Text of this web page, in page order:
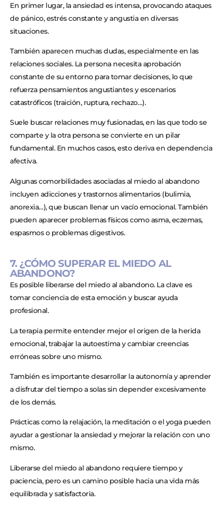
En primer lugar, la ansiedad es intensa, provocando ataques
de pánico, estrés constante y angustia en diversas
situaciones.
También aparecen muchas dudas, especialmente en las
relaciones sociales. La persona necesita aprobación
constante de su entorno para tomar decisiones, lo que
refuerza pensamientos angustiantes y escenarios
catastróficos (traición, ruptura, rechazo…).
Suele buscar relaciones muy fusionadas, en las que todo se
comparte y la otra persona se convierte en un pilar
fundamental. En muchos casos, esto deriva en dependencia
afectiva.
Algunas comorbilidades asociadas al miedo al abandono
incluyen adicciones y trastornos alimentarios (bulimia,
anorexia…), que buscan llenar un vacío emocional. También
pueden aparecer problemas físicos como asma, eczemas,
espasmos o problemas digestivos.
7. ¿CÓMO SUPERAR EL MIEDO AL
ABANDONO?
Es posible liberarse del miedo al abandono. La clave es
tomar conciencia de esta emoción y buscar ayuda
profesional.
La terapia permite entender mejor el origen de la herida
emocional, trabajar la autoestima y cambiar creencias
erróneas sobre uno mismo.
También es importante desarrollar la autonomía y aprender
a disfrutar del tiempo a solas sin depender excesivamente
de los demás.
Prácticas como la relajación, la meditación o el yoga pueden
ayudar a gestionar la ansiedad y mejorar la relación con uno
mismo.
Liberarse del miedo al abandono requiere tiempo y
paciencia, pero es un camino posible hacia una vida más
equilibrada y satisfactoria.